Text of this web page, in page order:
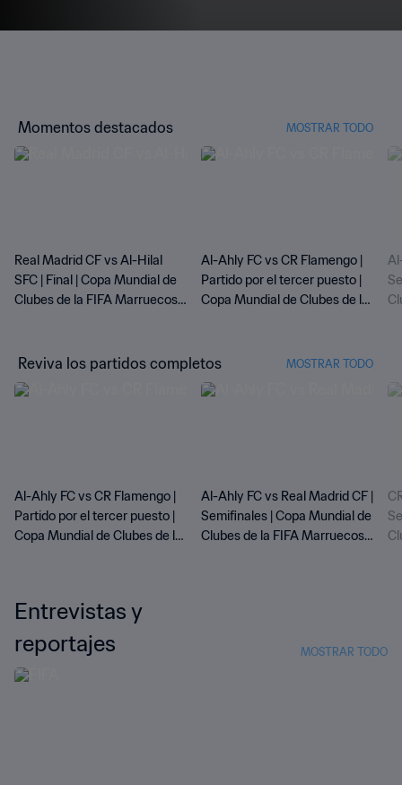
Momentos destacados MOSTRAR TODO
Real Madrid CF vs Al-Hilal
SFC | Final | Copa Mundial de
Clubes de la FIFA Marruecos
Al-Ahly FC vs CR Flamengo |
Partido por el tercer puesto |
Copa Mundial de Clubes de la
Reviva los partidos completos MOSTRAR TODO
Al-Ahly FC vs CR Flamengo |
Partido por el tercer puesto |
Copa Mundial de Clubes de la
Al-Ahly FC vs Real Madrid CF |
Semifinales | Copa Mundial de
Clubes de la FIFA Marruecos
Entrevistas y
reportajes
MOSTRAR TODO